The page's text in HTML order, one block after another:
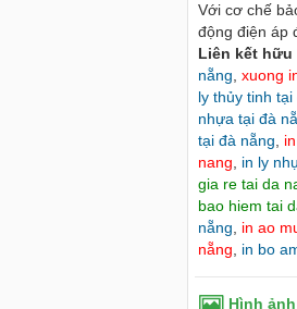
Với cơ chế
động điện áp
Liên kết hữu
nẵng xuong
ly thủy tinh tại
nhựa tại đà
tại đà nẵng
nang
in ly
gia re tai da
bao hiem tai
nẵng
in ao
nẵng
in bo
Hình ảnh